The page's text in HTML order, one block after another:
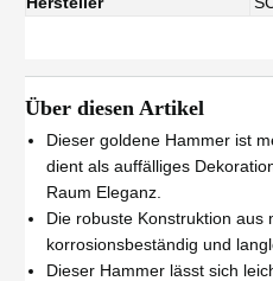
Über diesen Artikel
Dieser goldene Hammer ist
dient als auffälliges
Raum Eleganz.
Die robuste Konstruktion aus
korrosionsbeständig und
Dieser Hammer lässt sich